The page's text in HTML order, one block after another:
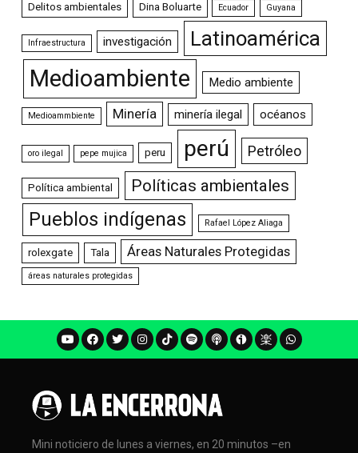
Delitos ambientales Dina Boluarte Ecuador Guyana
Infraestructura investigación Latinoamérica
Medioambiente Medio ambiente
Medioammbiente Minería minería ilegal océanos
oro ilegal pepe mujica peru perú Petróleo
Política ambiental Políticas ambientales
Pueblos indígenas Rafael López Aliaga
rolexgate Tala Áreas Naturales Protegidas
áreas naturales protegidas
Mini noticiero de lunes a viernes, en 20 minutos –en